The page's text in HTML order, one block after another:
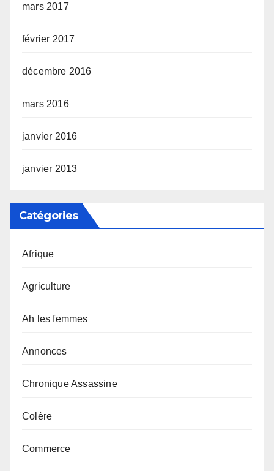
mars 2017
février 2017
décembre 2016
mars 2016
janvier 2016
janvier 2013
Catégories
Afrique
Agriculture
Ah les femmes
Annonces
Chronique Assassine
Colère
Commerce